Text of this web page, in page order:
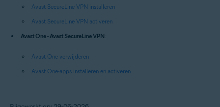
Avast SecureLine VPN installeren
Avast SecureLine VPN activeren
Avast One - Avast SecureLine VPN:
Avast One verwijderen
Avast One-apps installeren en activeren